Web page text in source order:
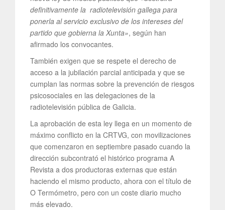
definitivamente la radiotelevisión gallega para
ponerla al servicio exclusivo de los intereses del
partido que gobierna la Xunta», según han
afirmado los convocantes.
También exigen que se respete el derecho de
acceso a la jubilación parcial anticipada y que se
cumplan las normas sobre la prevención de riesgos
psicosociales en las delegaciones de la
radiotelevisión pública de Galicia.
La aprobación de esta ley llega en un momento de
máximo conflicto en la CRTVG, con movilizaciones
que comenzaron en septiembre pasado cuando la
dirección subcontrató el histórico programa A
Revista a dos productoras externas que están
haciendo el mismo producto, ahora con el título de
O Termómetro, pero con un coste diario mucho
más elevado.